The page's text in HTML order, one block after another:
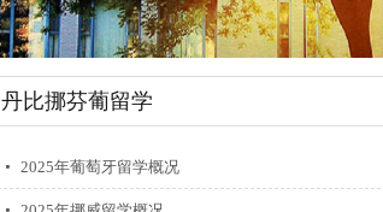
丹比挪芬葡留学
2025年葡萄牙留学概况